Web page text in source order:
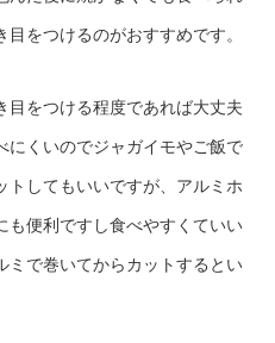
をつけるのがおすすめです。
目をつける程度であれば大丈夫
にくいのでジャガイモやご飯で
トしてもいいですが、アルミホ
も便利ですし食べやすくていい
ミで巻いてからカットするとい